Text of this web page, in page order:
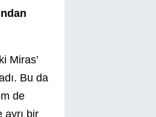
Miras’
Bu da
de
ayrı bir